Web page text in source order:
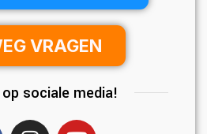
VRAGEN
sociale media!